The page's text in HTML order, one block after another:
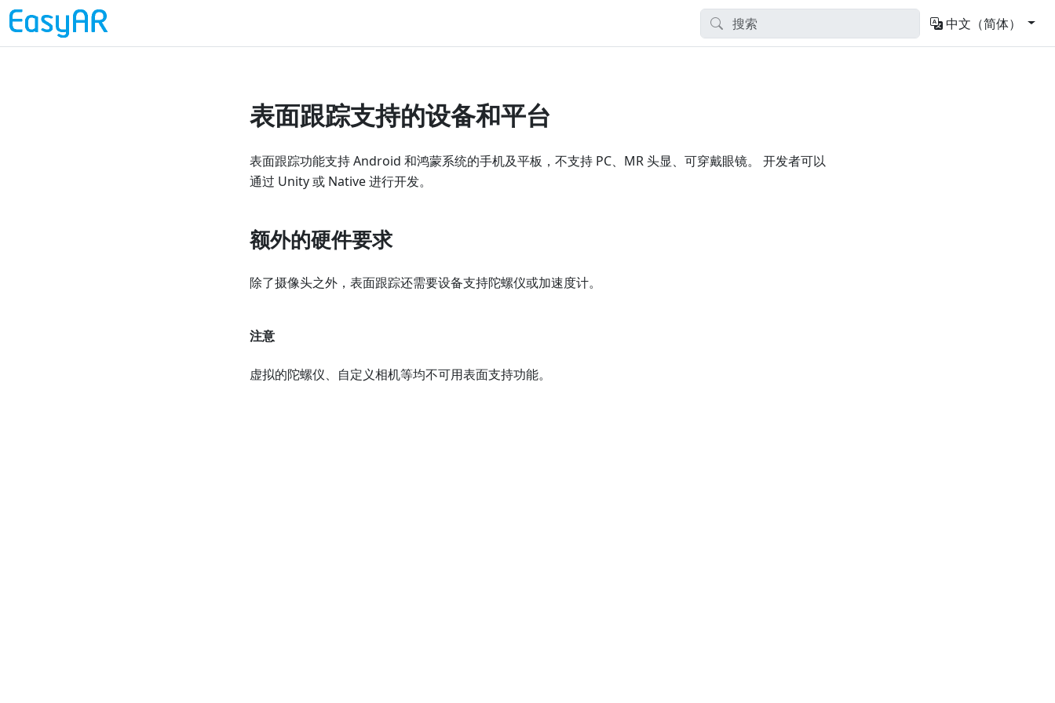
中文（简体）
表面跟踪支持的设备和平台
表面跟踪功能支持 Android 和鸿蒙系统的手机及平板，不支持 PC、MR 头显、可穿戴眼镜。 开发者可以
通过 Unity 或 Native 进行开发。
额外的硬件要求
除了摄像头之外，表面跟踪还需要设备支持陀螺仪或加速度计。
注意
虚拟的陀螺仪、自定义相机等均不可用表面支持功能。